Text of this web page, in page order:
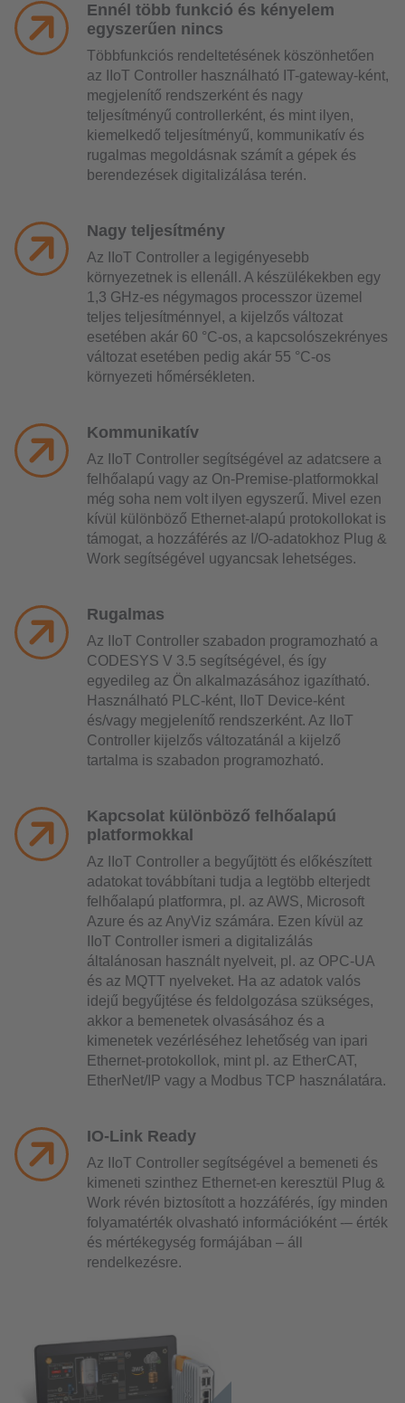
Ennél több funkció és kényelem
egyszerűen nincs
Többfunkciós rendeltetésének köszönhetően
az IIoT Controller használható IT-gateway-ként,
megjelenítő rendszerként és nagy
teljesítményű controllerként, és mint ilyen,
kiemelkedő teljesítményű, kommunikatív és
rugalmas megoldásnak számít a gépek és
berendezések digitalizálása terén.
Nagy teljesítmény
Az IIoT Controller a legigényesebb
környezetnek is ellenáll. A készülékekben egy
1,3 GHz-es négymagos processzor üzemel
teljes teljesítménnyel, a kijelzős változat
esetében akár 60 °C-os, a kapcsolószekrényes
változat esetében pedig akár 55 °C-os
környezeti hőmérsékleten.
Kommunikatív
Az IIoT Controller segítségével az adatcsere a
felhőalapú vagy az On-Premise-platformokkal
még soha nem volt ilyen egyszerű. Mivel ezen
kívül különböző Ethernet-alapú protokollokat is
támogat, a hozzáférés az I/O-adatokhoz Plug &
Work segítségével ugyancsak lehetséges.
Rugalmas
Az IIoT Controller szabadon programozható a
CODESYS V 3.5 segítségével, és így
egyedileg az Ön alkalmazásához igazítható.
Használható PLC-ként, IIoT Device-ként
és/vagy megjelenítő rendszerként. Az IIoT
Controller kijelzős változatánál a kijelző
tartalma is szabadon programozható.
Kapcsolat különböző felhőalapú
platformokkal
Az IIoT Controller a begyűjtött és előkészített
adatokat továbbítani tudja a legtöbb elterjedt
felhőalapú platformra, pl. az AWS, Microsoft
Azure és az AnyViz számára. Ezen kívül az
IIoT Controller ismeri a digitalizálás
általánosan használt nyelveit, pl. az OPC-UA
és az MQTT nyelveket. Ha az adatok valós
idejű begyűjtése és feldolgozása szükséges,
akkor a bemenetek olvasásához és a
kimenetek vezérléséhez lehetőség van ipari
Ethernet-protokollok, mint pl. az EtherCAT,
EtherNet/IP vagy a Modbus TCP használatára.
IO-Link Ready
Az IIoT Controller segítségével a bemeneti és
kimeneti szinthez Ethernet-en keresztül Plug &
Work révén biztosított a hozzáférés, így minden
folyamatérték olvasható információként -– érték
és mértékegység formájában – áll
rendelkezésre.